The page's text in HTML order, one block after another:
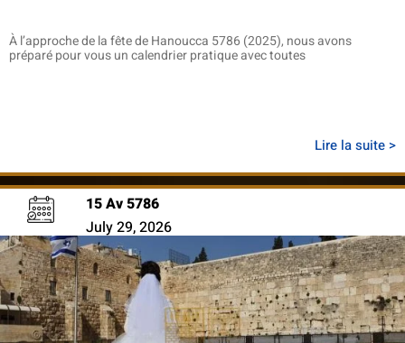
À l’approche de la fête de Hanoucca 5786 (2025), nous avons
préparé pour vous un calendrier pratique avec toutes
Lire la suite >
15 Av 5786
July 29, 2026